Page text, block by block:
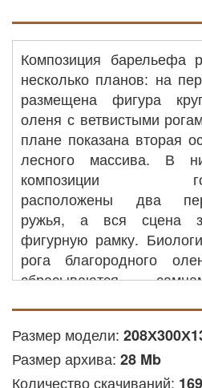
Композиция барельефа
несколько планов: на
размещена фигура
оленя с ветвистыми
плане показана вторая
лесного массива. В
композиции
расположены два
ружья, а вся сцена
фигурную рамку.
рога благородного
сбрасываются
костной ткани.
применяется для
интерьеров
Размер модели:
Размер архива: 28 Mb
Количество скачиваний: 169